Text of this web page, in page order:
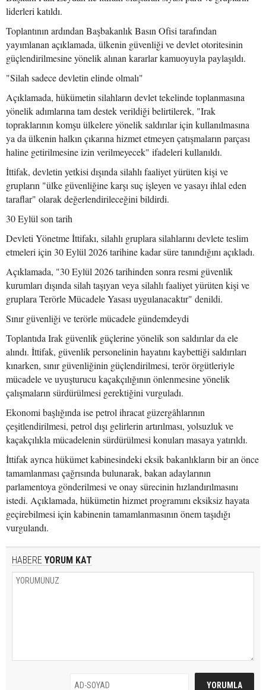
liderleri katıldı.
Toplantının ardından Başbakanlık Basın Ofisi tarafından
yayımlanan açıklamada, ülkenin güvenliği ve devlet otoritesinin
güçlendirilmesine yönelik alınan kararlar kamuoyuyla paylaşıldı.
"Silah sadece devletin elinde olmalı"
Açıklamada, hükümetin silahların devlet tekelinde toplanmasına
yönelik adımlarına tam destek verildiği belirtilerek, "Irak
topraklarının komşu ülkelere yönelik saldırılar için kullanılmasına
ya da ülkenin halkın çıkarına hizmet etmeyen çatışmaların parçası
haline getirilmesine izin verilmeyecek" ifadeleri kullanıldı.
İttifak, devletin yetkisi dışında silahlı faaliyet yürüten kişi ve
grupların "ülke güvenliğine karşı suç işleyen ve yasayı ihlal eden
taraflar" olarak değerlendirileceğini bildirdi.
30 Eylül son tarih
Devleti Yönetme İttifakı, silahlı gruplara silahlarını devlete teslim
etmeleri için 30 Eylül 2026 tarihine kadar süre tanındığını açıkladı.
Açıklamada, "30 Eylül 2026 tarihinden sonra resmi güvenlik
kurumları dışında silah taşıyan veya silahlı faaliyet yürüten kişi ve
gruplara Terörle Mücadele Yasası uygulanacaktır" denildi.
Sınır güvenliği ve terörle mücadele gündemdeydi
Toplantıda Irak güvenlik güçlerine yönelik son saldırılar da ele
alındı. İttifak, güvenlik personelinin hayatını kaybettiği saldırıları
kınarken, sınır güvenliğinin güçlendirilmesi, terör örgütleriyle
mücadele ve uyuşturucu kaçakçılığının önlenmesine yönelik
çalışmaların sürdürülmesi gerektiğini vurguladı.
Ekonomi başlığında ise petrol ihracat güzergâhlarının
çeşitlendirilmesi, petrol dışı gelirlerin artırılması, yolsuzluk ve
kaçakçılıkla mücadelenin sürdürülmesi konuları masaya yatırıldı.
İttifak ayrıca hükümet kabinesindeki eksik bakanlıkların bir an önce
tamamlanması çağrısında bulunarak, bakan adaylarının
parlamentoya gönderilmesi ve onay sürecinin hızlandırılmasını
istedi. Açıklamada, hükümetin hizmet programını eksiksiz hayata
geçirebilmesi için kabinenin tamamlanmasının önem taşıdığı
vurgulandı.
HABERE YORUM KAT